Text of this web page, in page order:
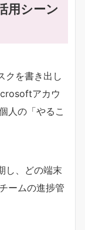
用シーン
クを書き出し
アカウ
人の「やるこ
し、どの端末
ームの進捗管